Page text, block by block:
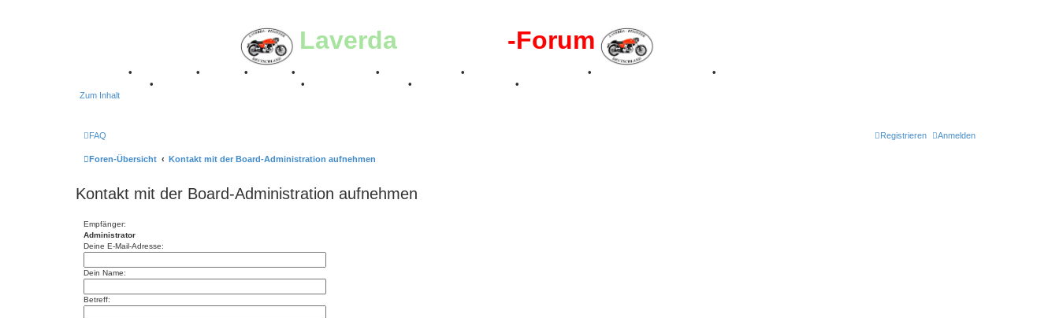
Laverda -Forum
• • • • • • • •
• • • •
Zum Inhalt
FAQ Anmelden
Registrieren
Foren-Übersicht Kontakt mit der Board-Administration aufnehmen
Kontakt mit der Board-Administration aufnehmen
Empfänger:
Administrator
Deine E-Mail-Adresse:
Dein Name:
Betreff: